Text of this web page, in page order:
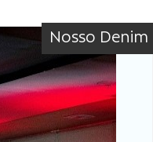
Nosso Denim